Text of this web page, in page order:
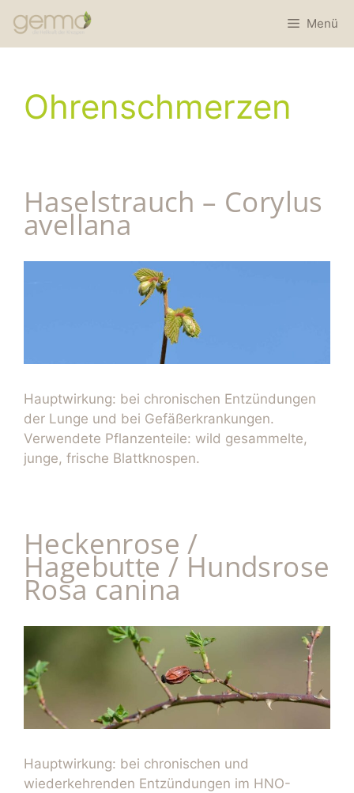
Menü
Ohrenschmerzen
Haselstrauch – Corylus
avellana
Hauptwirkung: bei chronischen Entzündungen
der Lunge und bei Gefäßerkrankungen.
Verwendete Pflanzenteile: wild gesammelte,
junge, frische Blattknospen.
Heckenrose /
Hagebutte / Hundsrose
Rosa canina
Hauptwirkung: bei chronischen und
wiederkehrenden Entzündungen im HNO-